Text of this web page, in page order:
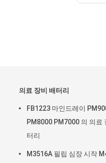
의료 장비 배터리
FB1223 마인드레이
PM8000 PM7000 의 의료
터리
M3516A 필립 심장 시작